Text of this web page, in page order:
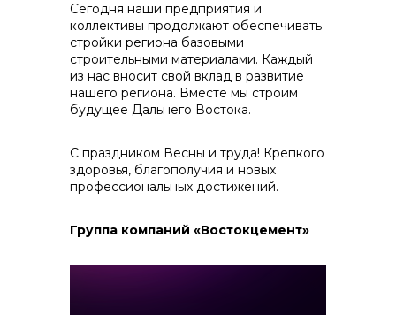
Контакты
+7 (423) 234 50 50
info@vostokcement.ru
Сегодня наши предприятия и
коллективы продолжают обеспечивать
стройки региона базовыми
строительными материалами. Каждый
из нас вносит свой вклад в развитие
нашего региона. Вместе мы строим
будущее Дальнего Востока.
С праздником Весны и труда! Крепкого
здоровья, благополучия и новых
профессиональных достижений.
Группа компаний «Востокцемент»